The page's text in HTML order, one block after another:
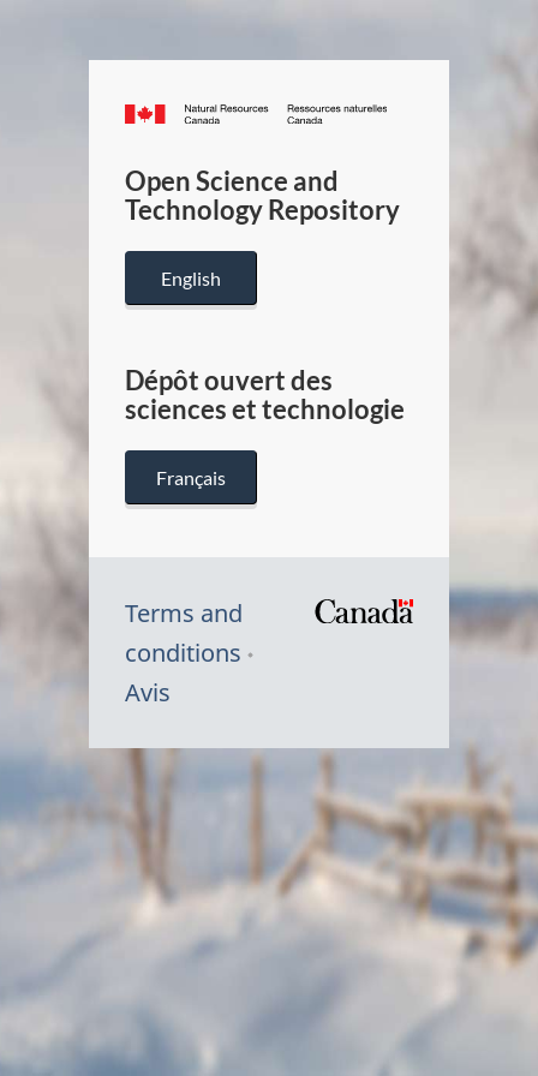
Canada.ca
/
Canada
Open Science and
Technology Repository
English
Dépôt ouvert des
sciences et technologie
Français
Terms and
conditions
Avis
Symbole
Canada